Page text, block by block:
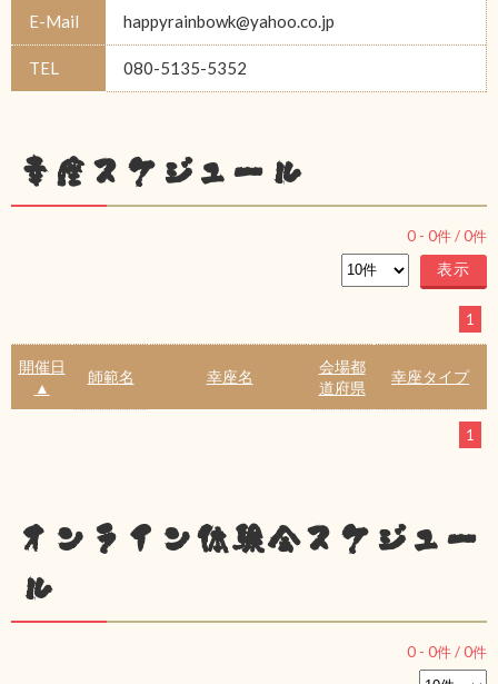
E-Mail happyrainbowk@yahoo.co.jp
TEL 080-5135-5352
幸座スケジュール
0 - 0件 /0件
1
開催日
▲
師範名 幸座名
会場都
道府県
幸座タイプ
1
オンライン体験会スケジュー
ル
0 - 0件 /0件